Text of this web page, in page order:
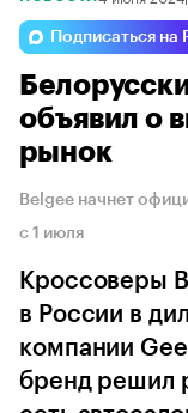
Подписаться на
объявил о
рынок
Belgee начнет
с 1 июля
Кроссоверы
в России в
компании
бренд решил